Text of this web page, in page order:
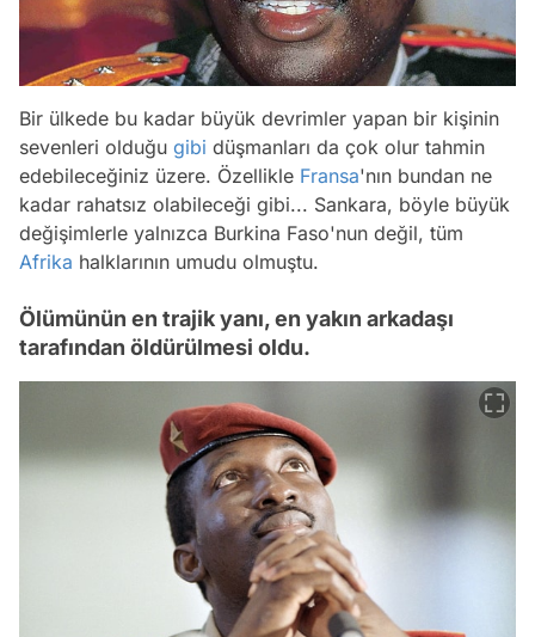
Bir ülkede bu kadar büyük devrimler yapan bir kişinin
sevenleri olduğu gibi düşmanları da çok olur tahmin
edebileceğiniz üzere. Özellikle Fransa'nın bundan ne
kadar rahatsız olabileceği gibi... Sankara, böyle büyük
değişimlerle yalnızca Burkina Faso'nun değil, tüm
Afrika halklarının umudu olmuştu.
Ölümünün en trajik yanı, en yakın arkadaşı
tarafından öldürülmesi oldu.